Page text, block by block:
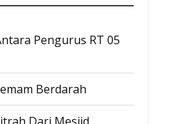
Pengurus RT 05
Berdarah